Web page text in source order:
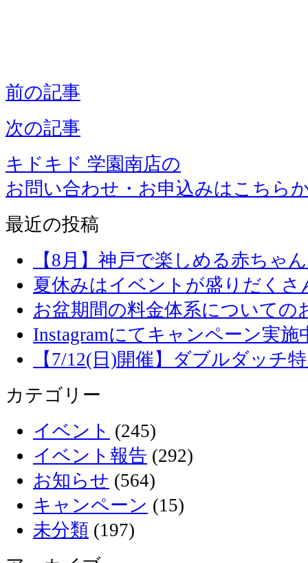
前の記事
次の記事
キドキド 学園南店の
お問い合わせ・お申込みはこちら
最近の投稿
【8月】神戸で楽しめる赤ちゃ
夏休みはイベントが盛りだくさ
お盆期間の料金体系についての
Instagramにてキャンペーン実施
【7/12(日)開催】ダブルダッチ
カテゴリー
イベント (245)
イベント報告 (292)
お知らせ (564)
キャンペーン (15)
未分類 (197)